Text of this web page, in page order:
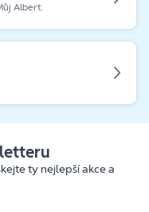
Albert.
ty nejlepší akce a